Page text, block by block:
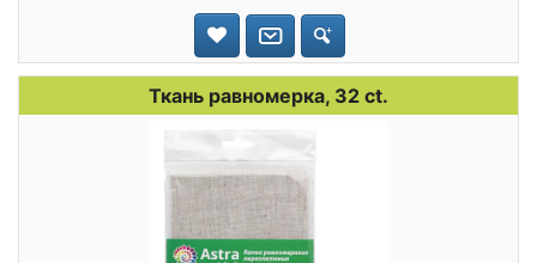
Ткань равномерка, 32 ct.